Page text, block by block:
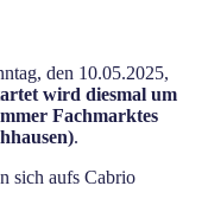
den 10.05.2025,
wird diesmal um
Fachmarktes
.
sich aufs Cabrio